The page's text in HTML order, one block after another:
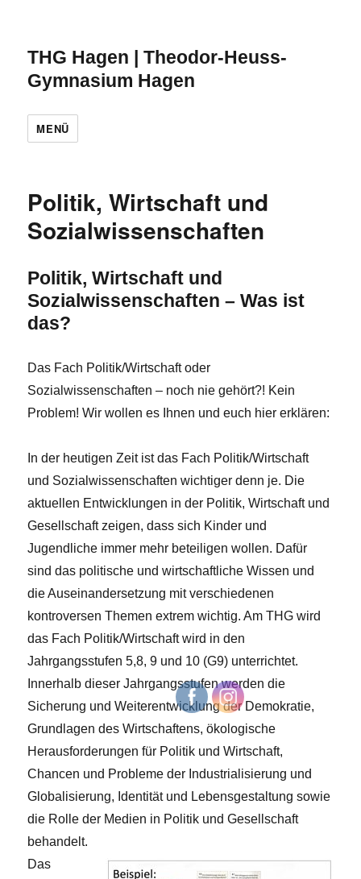
THG Hagen | Theodor-Heuss-
Gymnasium Hagen
MENÜ
Politik, Wirtschaft und
Sozialwissenschaften
Politik, Wirtschaft und
Sozialwissenschaften – Was ist
das?
Das Fach Politik/Wirtschaft oder
Sozialwissenschaften – noch nie gehört?! Kein
Problem! Wir wollen es Ihnen und euch hier erklären:
In der heutigen Zeit ist das Fach Politik/Wirtschaft
und Sozialwissenschaften wichtiger denn je. Die
aktuellen Entwicklungen in der Politik, Wirtschaft und
Gesellschaft zeigen, dass sich Kinder und
Jugendliche immer mehr beteiligen wollen. Dafür
sind das politische und wirtschaftliche Wissen und
die Auseinandersetzung mit verschiedenen
kontroversen Themen extrem wichtig. Am THG wird
das Fach Politik/Wirtschaft wird in den
Jahrgangsstufen 5,8, 9 und 10 (G9) unterrichtet.
Innerhalb dieser Jahrgangsstufen werden die
Sicherung und Weiterentwicklung der Demokratie,
Grundlagen des Wirtschaftens, ökologische
Herausforderungen für Politik und Wirtschaft,
Chancen und Probleme der Industrialisierung und
Globalisierung, Identität und Lebensgestaltung sowie
die Rolle der Medien in Politik und Gesellschaft
behandelt.
Das